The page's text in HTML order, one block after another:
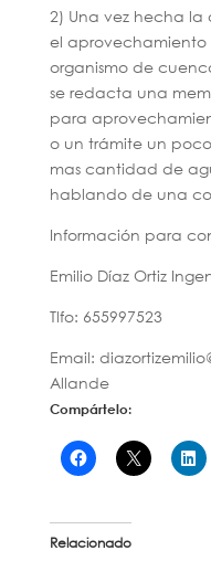
2) Una vez hecha
el aprovechamiento
organismo de
se redacta una
para
o un trámite un
mas cantidad de
hablando de una
Información para
Emilio Díaz Ortiz
Tlfo: 655997523
Email:
Allande
Compártelo:
Relacionado